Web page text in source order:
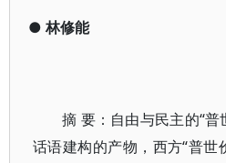
●林修能
摘 要：自由与民主的“普
话语建构的产物，西方“普世